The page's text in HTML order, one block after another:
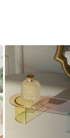
に、補足ショッ
り、多少の使用感
りません 状態を
不可セール！
が確実です。
ださい
品の状態をご確認